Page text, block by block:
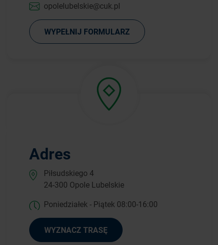
opolelubelskie@cuk.pl
WYPEŁNIJ FORMULARZ
Adres
Piłsudskiego 4
24-300 Opole Lubelskie
Poniedziałek - Piątek 08:00-16:00
WYZNACZ TRASĘ